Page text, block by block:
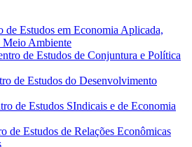
de Estudos em Economia Aplicada,
Ambiente
de Estudos de Conjuntura e Política
de Estudos do Desenvolvimento
de Estudos SIndicais e de Economia
de Estudos de Relações Econômicas